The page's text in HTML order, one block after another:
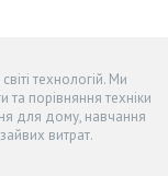
технологій. Ми
та порівняння техніки
для дому, навчання
витрат.